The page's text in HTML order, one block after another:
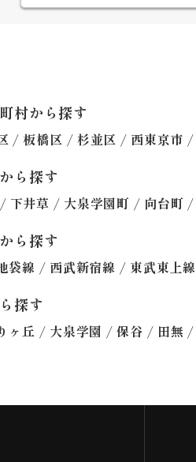
村から探す
/ 板橋区 / 杉並区 / 西東京市 /
ら探す
/ 下井草 / 大泉学園町 / 向台町 /
ら探す
袋線 / 西武新宿線 / 東武東上線
探す
ヶ丘 / 大泉学園 / 保谷 / 田無 /